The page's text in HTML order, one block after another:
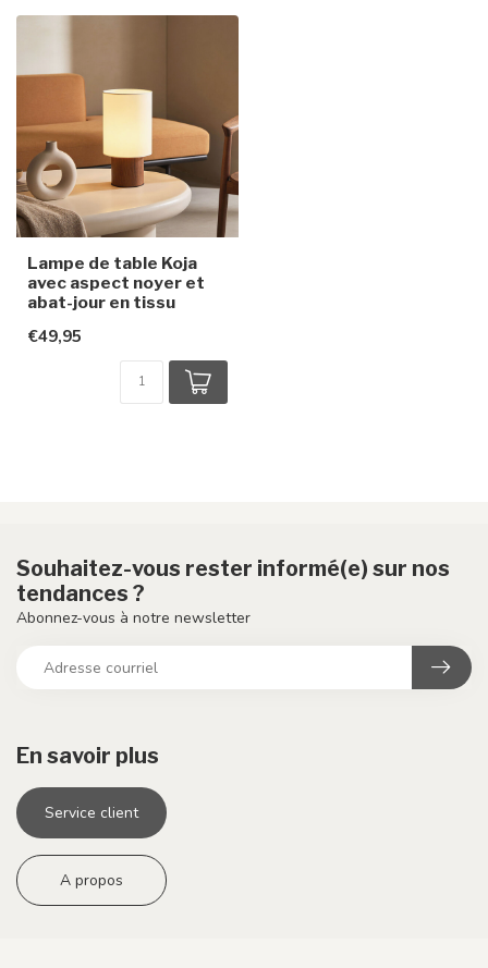
Lampe de table Koja
avec aspect noyer et
abat-jour en tissu
€49,95
En savoir plus
Service client
A propos
Souhaitez-vous rester informé(e) sur nos
tendances ?
Abonnez-vous à notre newsletter